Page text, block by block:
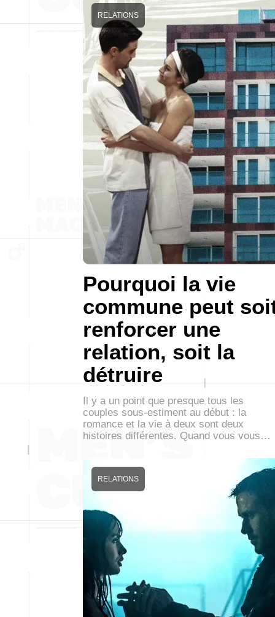
Pourquoi la vie
commune peut
renforcer une
relation, soit la
détruire
RELATIONS
Il y a un point que presque tous les
couples sous-estiment au début : la
romance et la vie à deux sont deux
histoires différentes. Quand vous vous…
RELATIONS